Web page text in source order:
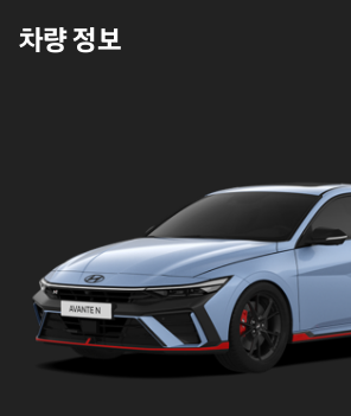
차량
차량 정보